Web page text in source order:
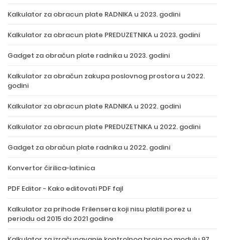
Kalkulator za obracun plate RADNIKA u 2023. godini
Kalkulator za obracun plate PREDUZETNIKA u 2023. godini
Gadget za obračun plate radnika u 2023. godini
Kalkulator za obračun zakupa poslovnog prostora u 2022.
godini
Kalkulator za obracun plate RADNIKA u 2022. godini
Kalkulator za obracun plate PREDUZETNIKA u 2022. godini
Gadget za obračun plate radnika u 2022. godini
Konvertor ćirilica-latinica
PDF Editor - Kako editovati PDF fajl
Kalkulator za prihode Frilensera koji nisu platili porez u
periodu od 2015 do 2021 godine